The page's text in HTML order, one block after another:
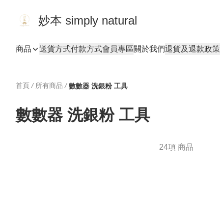
妙本 simply natural
商品 送貨方式付款方式會員專區關於我們退貨及退款政策
首頁 / 所有商品 / 數數器 洗銀粉 工具
數數器 洗銀粉 工具
24項 商品